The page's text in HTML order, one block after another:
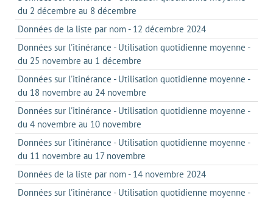
du 2 décembre au 8 décembre
Données de la liste par nom - 12 décembre 2024
Données sur l'itinérance - Utilisation quotidienne moyenne -
du 25 novembre au 1 décembre
Données sur l'itinérance - Utilisation quotidienne moyenne -
du 18 novembre au 24 novembre
Données sur l'itinérance - Utilisation quotidienne moyenne -
du 4 novembre au 10 novembre
Données sur l'itinérance - Utilisation quotidienne moyenne -
du 11 novembre au 17 novembre
Données de la liste par nom - 14 novembre 2024
Données sur l'itinérance - Utilisation quotidienne moyenne -